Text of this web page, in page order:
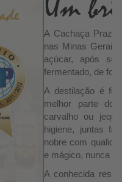
A Cachaça
nas Minas Gerais,
açúcar, após
fermentado, de
A destilação é
melhor parte do
carvalho ou
higiene, juntas
nobre com
e mágico, nunca
A conhecida